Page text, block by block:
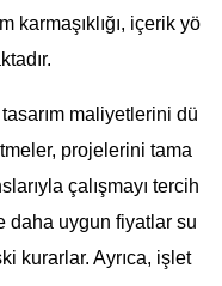
karmaşıklığı, içerik yö
maliyetlerini dü
projelerini tama
çalışmayı tercih
daha uygun fiyatlar su
kurarlar. Ayrıca, işlet